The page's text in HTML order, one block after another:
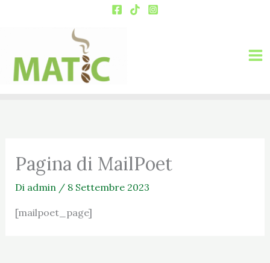
Pagina di MailPoet
Di admin / 8 Settembre 2023
[mailpoet_page]